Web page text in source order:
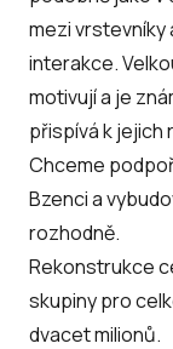
mezi vrstevníky
interakce.
motivují a je
přispívá k jejich
Chceme
Bzenci a
rozhodně.
Rekonstrukce
skupiny pro
dvacet milionů.